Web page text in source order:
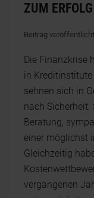
ZUM
Beitrag
Die Finanzkrise
in
sehnen sich in
nach
Beratung,
einer möglichst
Gleichzeitig
vergangenen